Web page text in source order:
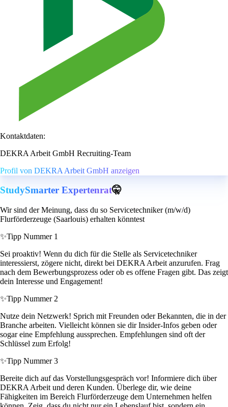
Kontaktdaten:
DEKRA Arbeit GmbH Recruiting-Team
Profil von DEKRA Arbeit GmbH anzeigen
StudySmarter Expertenrat🤫
Wir sind der Meinung, dass du so Servicetechniker (m/w/d)
Flurförderzeuge (Saarlouis) erhalten könntest
✨Tipp Nummer 1
Sei proaktiv! Wenn du dich für die Stelle als Servicetechniker
interessierst, zögere nicht, direkt bei DEKRA Arbeit anzurufen. Frag
nach dem Bewerbungsprozess oder ob es offene Fragen gibt. Das zeigt
dein Interesse und Engagement!
✨Tipp Nummer 2
Nutze dein Netzwerk! Sprich mit Freunden oder Bekannten, die in der
Branche arbeiten. Vielleicht können sie dir Insider-Infos geben oder
sogar eine Empfehlung aussprechen. Empfehlungen sind oft der
Schlüssel zum Erfolg!
✨Tipp Nummer 3
Bereite dich auf das Vorstellungsgespräch vor! Informiere dich über
DEKRA Arbeit und deren Kunden. Überlege dir, wie deine
Fähigkeiten im Bereich Flurförderzeuge dem Unternehmen helfen